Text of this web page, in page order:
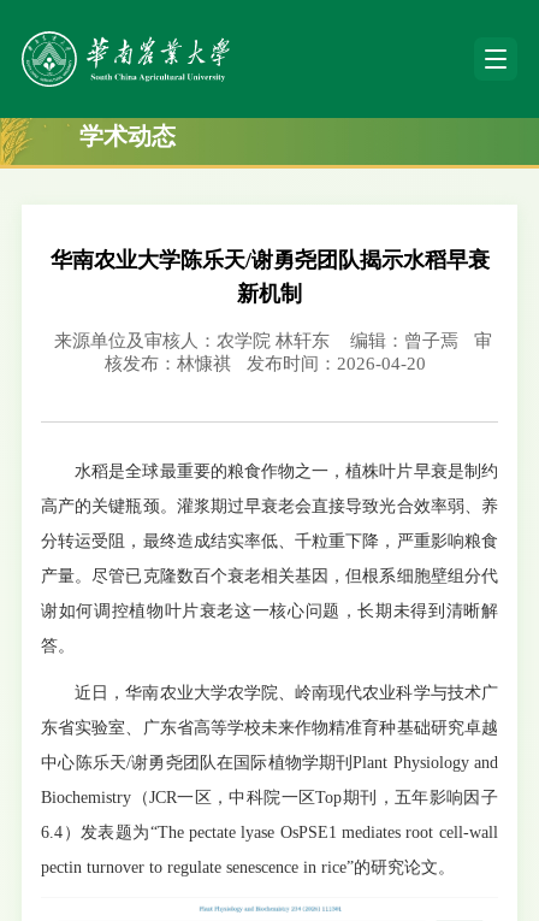
学术动态
华南农业大学陈乐天/谢勇尧团队揭示水稻早衰
新机制
来源单位及审核人：农学院 林轩东 编辑：曾子焉
审
核发布：林慷祺
发布时间：2026-04-20
水稻是全球最重要的粮食作物之一，植株叶片早衰是制约
高产的关键瓶颈。灌浆期过早衰老会直接导致光合效率弱、养
分转运受阻，最终造成结实率低、千粒重下降，严重影响粮食
产量。尽管已克隆数百个衰老相关基因，但根系细胞壁组分代
谢如何调控植物叶片衰老这一核心问题，长期未得到清晰解
答。
近日，华南农业大学农学院、岭南现代农业科学与技术广
东省实验室、广东省高等学校未来作物精准育种基础研究卓越
中心陈乐天/谢勇尧团队在国际植物学期刊Plant Physiology and
Biochemistry（JCR一区，中科院一区Top期刊，五年影响因子
6.4）发表题为“The pectate lyase OsPSE1 mediates root cell-wall
pectin turnover to regulate senescence in rice”的研究论文。